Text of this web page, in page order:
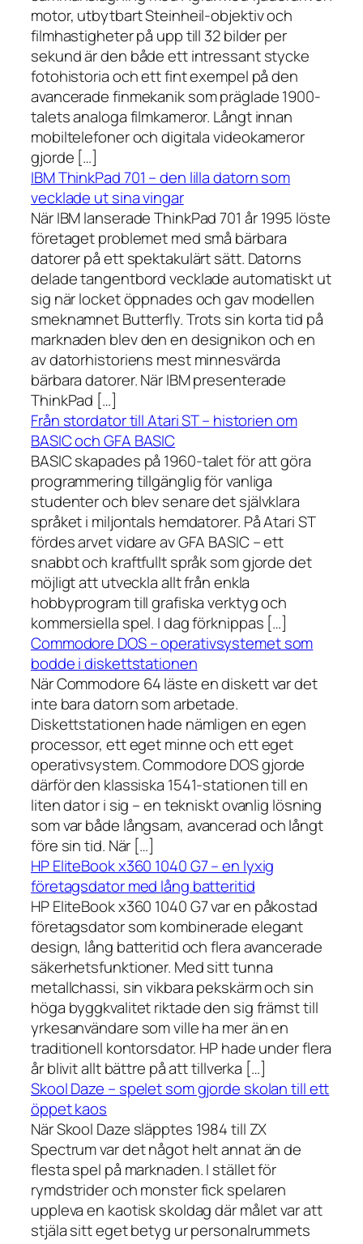
motor, utbytbart Steinheil-objektiv och
filmhastigheter på upp till 32 bilder per
sekund är den både ett intressant stycke
fotohistoria och ett fint exempel på den
avancerade finmekanik som präglade 1900-
talets analoga filmkameror. Långt innan
mobiltelefoner och digitala videokameror
gjorde […]
IBM ThinkPad 701 – den lilla datorn som
vecklade ut sina vingar
När IBM lanserade ThinkPad 701 år 1995 löste
företaget problemet med små bärbara
datorer på ett spektakulärt sätt. Datorns
delade tangentbord vecklade automatiskt ut
sig när locket öppnades och gav modellen
smeknamnet Butterfly. Trots sin korta tid på
marknaden blev den en designikon och en
av datorhistoriens mest minnesvärda
bärbara datorer. När IBM presenterade
ThinkPad […]
Från stordator till Atari ST – historien om
BASIC och GFA BASIC
BASIC skapades på 1960-talet för att göra
programmering tillgänglig för vanliga
studenter och blev senare det självklara
språket i miljontals hemdatorer. På Atari ST
fördes arvet vidare av GFA BASIC – ett
snabbt och kraftfullt språk som gjorde det
möjligt att utveckla allt från enkla
hobbyprogram till grafiska verktyg och
kommersiella spel. I dag förknippas […]
Commodore DOS – operativsystemet som
bodde i diskettstationen
När Commodore 64 läste en diskett var det
inte bara datorn som arbetade.
Diskettstationen hade nämligen en egen
processor, ett eget minne och ett eget
operativsystem. Commodore DOS gjorde
därför den klassiska 1541-stationen till en
liten dator i sig – en tekniskt ovanlig lösning
som var både långsam, avancerad och långt
före sin tid. När […]
HP EliteBook x360 1040 G7 – en lyxig
företagsdator med lång batteritid
HP EliteBook x360 1040 G7 var en påkostad
företagsdator som kombinerade elegant
design, lång batteritid och flera avancerade
säkerhetsfunktioner. Med sitt tunna
metallchassi, sin vikbara pekskärm och sin
höga byggkvalitet riktade den sig främst till
yrkesanvändare som ville ha mer än en
traditionell kontorsdator. HP hade under flera
år blivit allt bättre på att tillverka […]
Skool Daze – spelet som gjorde skolan till ett
öppet kaos
När Skool Daze släpptes 1984 till ZX
Spectrum var det något helt annat än de
flesta spel på marknaden. I stället för
rymdstrider och monster fick spelaren
uppleva en kaotisk skoldag där målet var att
stjäla sitt eget betyg ur personalrummets